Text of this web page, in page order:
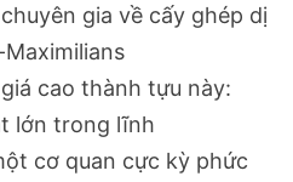
gia về cấy ghép dị
cao thành tựu này:
lớn trong lĩnh
cơ quan cực kỳ phức